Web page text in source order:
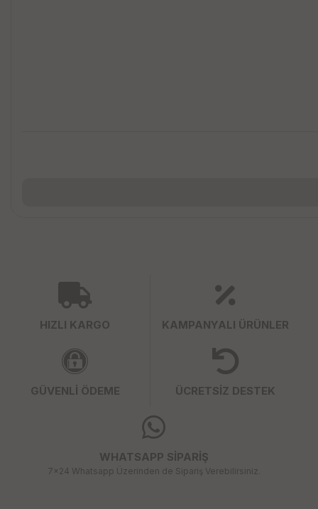
HIZLI KARGO KAMPANYALI ÜRÜNLER
GÜVENLİ ÖDEME ÜCRETSİZ DESTEK
WHATSAPP SİPARİŞ
7x24 Whatsapp Üzerinden de Sipariş Verebilirsiniz.